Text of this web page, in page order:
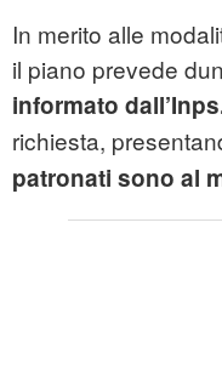
In merito alle
il piano prevede
informato
richiesta,
patronati sono al